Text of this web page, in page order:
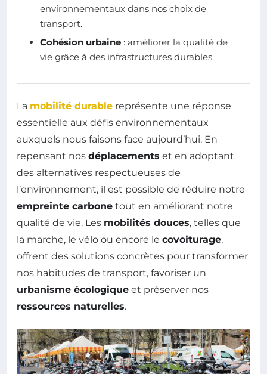
environnementaux dans nos choix de
transport.
Cohésion urbaine : améliorer la qualité de
vie grâce à des infrastructures durables.
La mobilité durable représente une réponse
essentielle aux défis environnementaux
auxquels nous faisons face aujourd’hui. En
repensant nos déplacements et en adoptant
des alternatives respectueuses de
l’environnement, il est possible de réduire notre
empreinte carbone tout en améliorant notre
qualité de vie. Les mobilités douces, telles que
la marche, le vélo ou encore le covoiturage,
offrent des solutions concrètes pour transformer
nos habitudes de transport, favoriser un
urbanisme écologique et préserver nos
ressources naturelles.